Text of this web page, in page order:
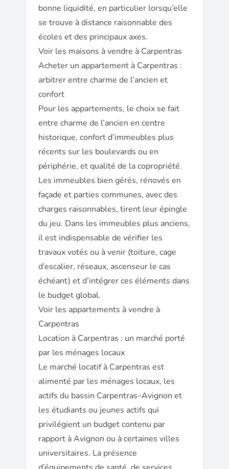
bonne liquidité, en particulier lorsqu’elle
se trouve à distance raisonnable des
écoles et des principaux axes.
Voir les maisons à vendre à Carpentras
Acheter un appartement à Carpentras :
arbitrer entre charme de l’ancien et
confort
Pour les appartements, le choix se fait
entre charme de l’ancien en centre
historique, confort d’immeubles plus
récents sur les boulevards ou en
périphérie, et qualité de la copropriété.
Les immeubles bien gérés, rénovés en
façade et parties communes, avec des
charges raisonnables, tirent leur épingle
du jeu. Dans les immeubles plus anciens,
il est indispensable de vérifier les
travaux votés ou à venir (toiture, cage
d’escalier, réseaux, ascenseur le cas
échéant) et d’intégrer ces éléments dans
le budget global.
Voir les appartements à vendre à
Carpentras
Location à Carpentras : un marché porté
par les ménages locaux
Le marché locatif à Carpentras est
alimenté par les ménages locaux, les
actifs du bassin Carpentras–Avignon et
les étudiants ou jeunes actifs qui
privilégient un budget contenu par
rapport à Avignon ou à certaines villes
universitaires. La présence